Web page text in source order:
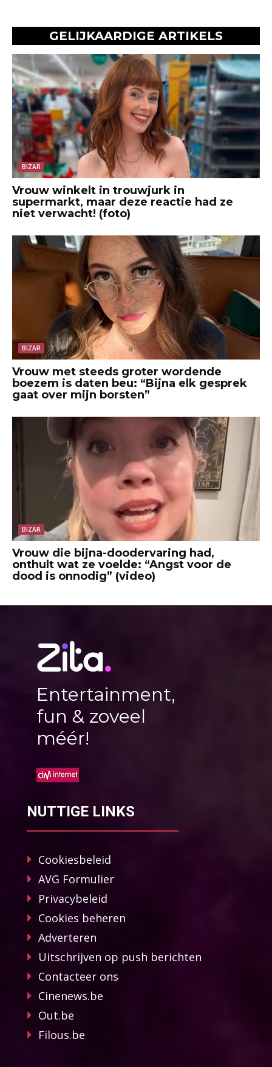
GELIJKAARDIGE ARTIKELS
BIZAR
Vrouw winkelt in trouwjurk in
supermarkt, maar deze reactie had ze
niet verwacht! (foto)
BIZAR
Vrouw met steeds groter wordende
boezem is daten beu: “Bijna elk gesprek
gaat over mijn borsten”
BIZAR
Vrouw die bijna-doodervaring had,
onthult wat ze voelde: “Angst voor de
dood is onnodig” (video)
Entertainment,
fun & zoveel
méér!
NUTTIGE LINKS
Cookiesbeleid
AVG Formulier
Privacybeleid
Cookies beheren
Adverteren
Uitschrijven op push berichten
Contacteer ons
Cinenews.be
Out.be
Filous.be